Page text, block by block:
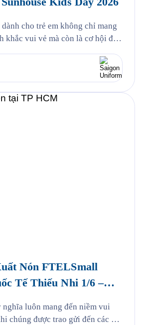
cho trẻ em không chỉ mang
khắc vui vẻ mà còn là cơ hội để
Đồng hành cùng sự kiện
DAY 2026, Saigon Uniform tự
Nón FTELSmall
Tế Thiếu Nhi 1/6 –
nghĩa luôn mang đến niềm vui
chúng được trao gửi đến các em